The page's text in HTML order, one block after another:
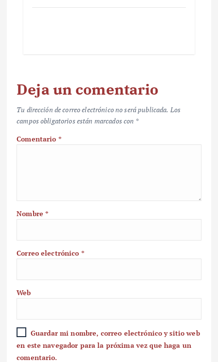
Deja un comentario
Tu dirección de correo electrónico no será publicada. Los
campos obligatorios están marcados con *
Comentario *
Nombre*
Correo electrónico *
Web
Guardar mi nombre, correo electrónico y sitio web
en este navegador para la próxima vez que haga un
comentario.